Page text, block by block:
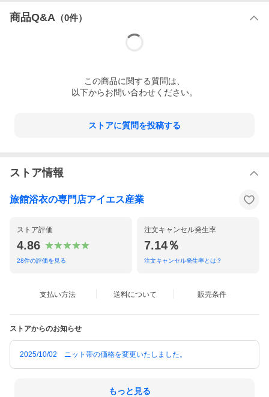
商品Q&A （0件）
この商品に関する質問は、
以下からお問い合わせください。
ストアに質問を投稿する
ストア情報
旅館浴衣の専門店アイエス産業
ストア評価
4.86
28件の評価を見る
注文キャンセル発生率
7.14％
注文キャンセル発生率とは？
支払い方法 送料について 販売条件
ストアからのお知らせ
2025/10/02 ニット帯の価格を変更いたしました。
もっと見る